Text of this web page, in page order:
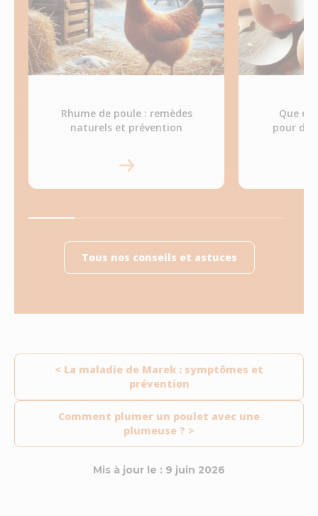
Rhume de poule : remèdes
naturels et prévention
Que
pour
Tous nos conseils et astuces
< La maladie de Marek : symptômes et
prévention
Comment plumer un poulet avec une
plumeuse ? >
Mis à jour le : 9 juin 2026